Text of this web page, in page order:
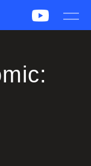
PUBG Report